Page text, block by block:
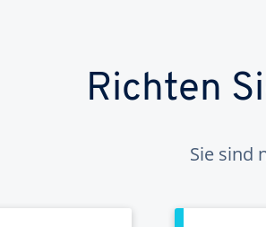
Richten
Sie sind